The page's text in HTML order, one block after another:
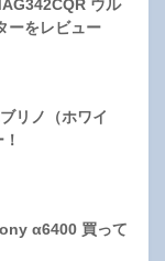
ウル
ーをレビュー
リノ（ホワイ
α6400 買って